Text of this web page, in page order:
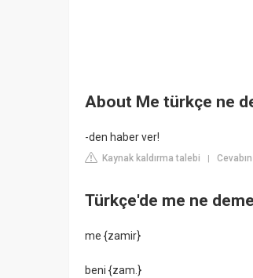
About Me türkçe ne
-den haber ver!
Kaynak kaldırma talebi
Türkçe'de me ne
me {zamir}
beni {zam.}